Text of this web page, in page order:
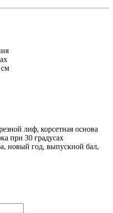
лиф, корсетная основа
при 30 градусах
новый год, выпускной бал,